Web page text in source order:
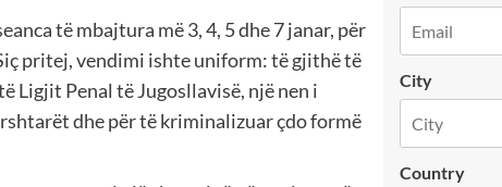
të mbajtura më 3, 4, 5 dhe 7 janar, për
pritej, vendimi ishte uniform: të gjithë të
Ligjit Penal të Jugosllavisë, një nen i
dhe për të kriminalizuar çdo formë
City
Country